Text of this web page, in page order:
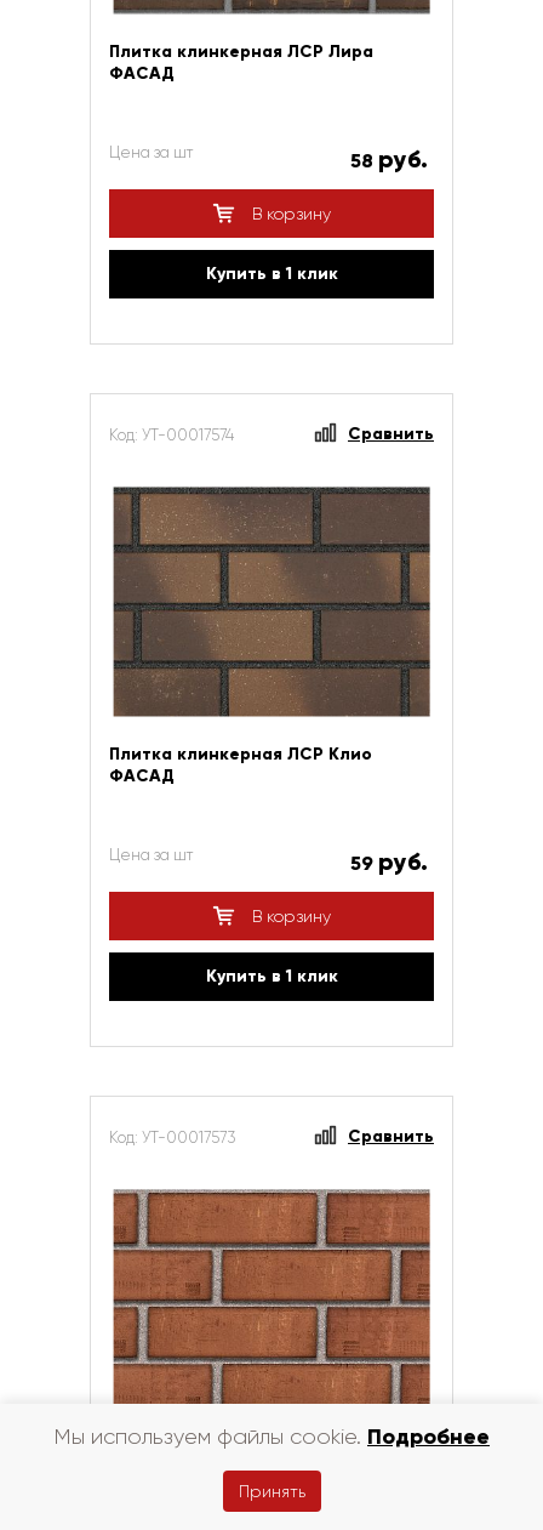
Плитка клинкерная ЛСР Лира
ФАСАД
Цена за шт 58 руб.
В корзину
Купить в 1 клик
Код: УТ-00017574 Сравнить
Плитка клинкерная ЛСР Клио
ФАСАД
Цена за шт 59 руб.
В корзину
Купить в 1 клик
Код: УТ-00017573 Сравнить
Мы используем файлы cookie. Подробнее
Принять